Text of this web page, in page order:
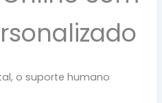
o suporte humano